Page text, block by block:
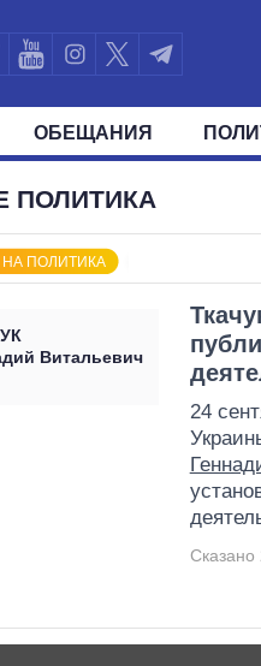
ОБЕЩАНИЯ
ПОЛИТИКА
ПОЛИТИКА
Витальевич
24
Сказано